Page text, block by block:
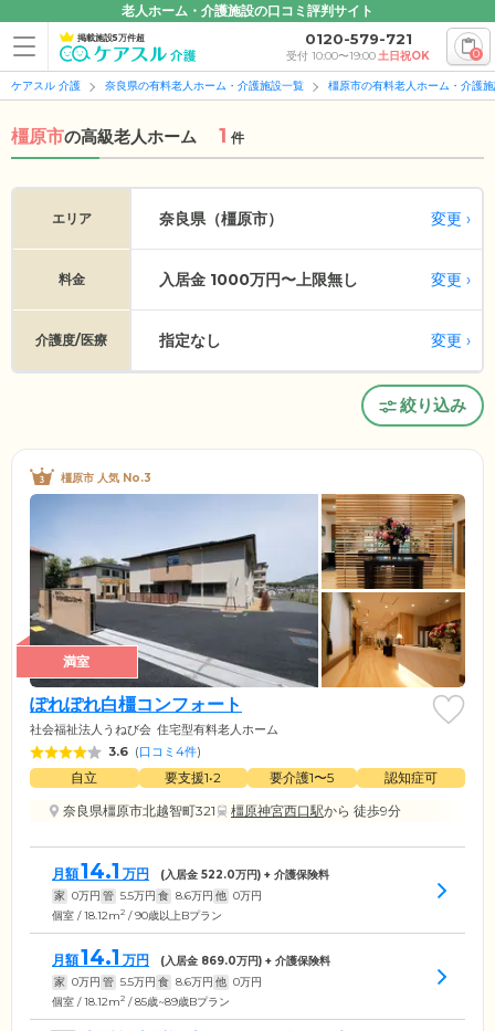
老人ホーム・介護施設の口コミ評判サイト
掲載施設5万件超 0120-579-721
受付 10:00〜19:00土日祝OK 0
ケアスル 介護 奈良県の有料老人ホーム・介護施設一覧 橿原市の有料老人ホーム・介護
橿原市の高級老人ホーム 1 件
エリア 奈良県（橿原市） 変更
料金 入居金 1000万円〜上限無し 変更
介護度/医療 指定なし 変更
絞り込み
橿原市 人気 No.3
満室
ぽれぽれ白橿コンフォート
社会福祉法人うねび会 住宅型有料老人ホーム
3.6 (口コミ4件)
自立 要支援1•2 要介護1〜5
認知症可
奈良県橿原市北越智町321
橿原神宮西口駅から 徒歩9分
月額14.1 万円 (入居金 522.0万円) + 介護保険料
家 0万円 管 5.5万円 食 8.6万円 他 0万円
個室 / 18.12m2 / 90歳以上Bプラン
月額14.1 万円 (入居金 869.0万円) + 介護保険料
家 0万円 管 5.5万円 食 8.6万円 他 0万円
個室 / 18.12m2 / 85歳~89歳Bプラン